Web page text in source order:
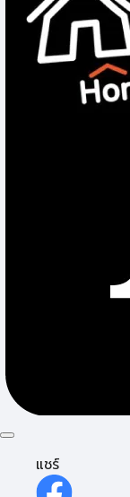
แชร์